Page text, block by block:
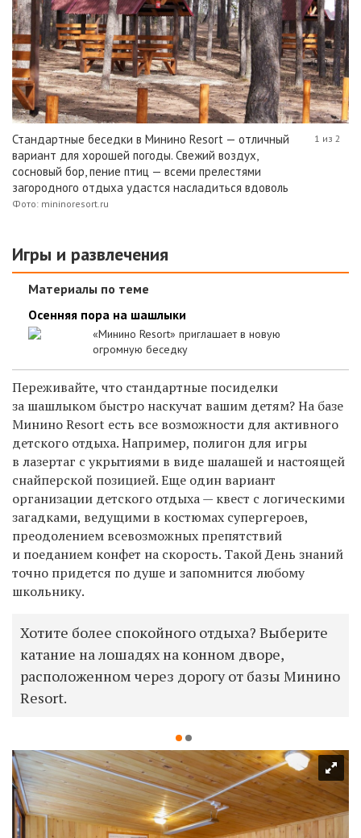
Стандартные беседки в Минино Resort — отличный
вариант для хорошей погоды. Свежий воздух,
сосновый бор, пение птиц — всеми прелестями
загородного отдыха удастся насладиться вдоволь
Фото: mininoresort.ru
1 из 2
Игры и развлечения
Материалы по теме
Осенняя пора на шашлыки
«Минино Resort» приглашает в новую
огромную беседку
Переживайте, что стандартные посиделки
за шашлыком быстро наскучат вашим детям? На базе
Минино Resort есть все возможности для активного
детского отдыха. Например, полигон для игры
в лазертаг с укрытиями в виде шалашей и настоящей
снайперской позицией.Еще один вариант
организации детского отдыха — квест с логическими
загадками, ведущими в костюмах супергероев,
преодолением всевозможных препятствий
и поеданием конфет на скорость. Такой День знаний
точно придется по душе изапомнится любому
школьнику.
Хотите более спокойного отдыха? Выберите
катание на лошадях на конном дворе,
расположенном через дорогу от базы Минино
Resort.